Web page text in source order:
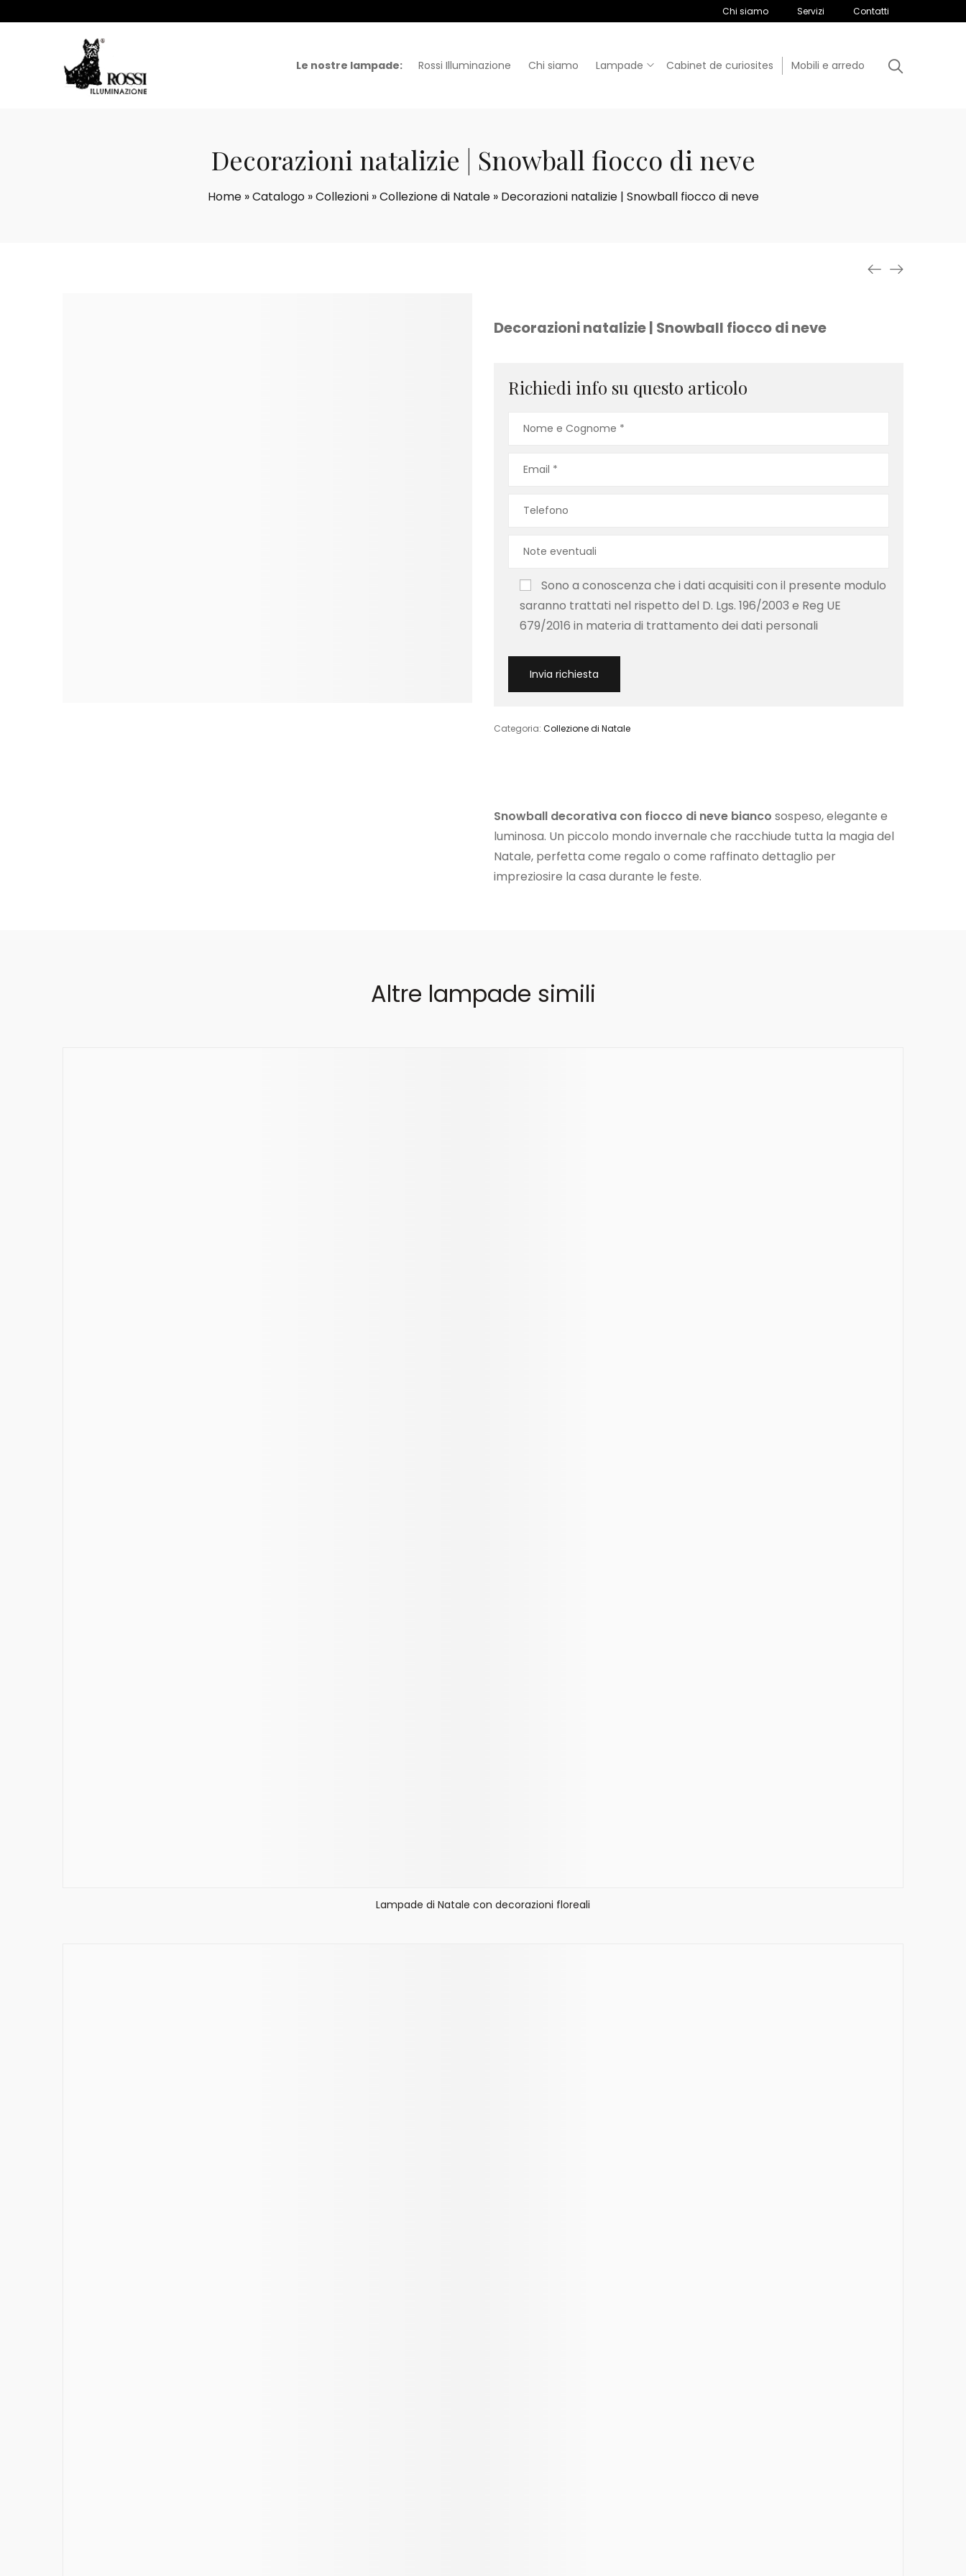
Chi siamo Servizi Contatti
Le nostre lampade: Rossi Illuminazione Chi siamo Lampade Cabinet de curiosites Mobili e arredo
Decorazioni natalizie | Snowball fiocco di neve
Home»Catalogo»Collezioni»Collezione di Natale» Decorazioni natalizie | Snowball fiocco di neve
Decorazioni natalizie | Snowball fiocco di neve
Richiedi info su questo articolo
Sono a conoscenza che i dati acquisiti con il presente modulo
saranno trattati nel rispetto del D. Lgs. 196/2003 e Reg UE
679/2016 in materia di trattamento dei dati personali
Categoria: Collezione di Natale
Snowball decorativa con fiocco di neve bianco sospeso, elegante e
luminosa. Un piccolo mondo invernale che racchiude tutta la magia del
Natale, perfetta come regalo o come raffinato dettaglio per
impreziosire la casa durante le feste.
Altre lampade simili
Lampade di Natale con decorazioni floreali